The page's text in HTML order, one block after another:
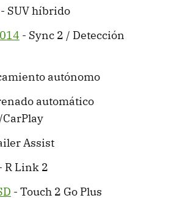
- SUV híbrido
- Sync 2 / Detección
autónomo
automático
Assist
R Link 2
- Touch 2 Go Plus